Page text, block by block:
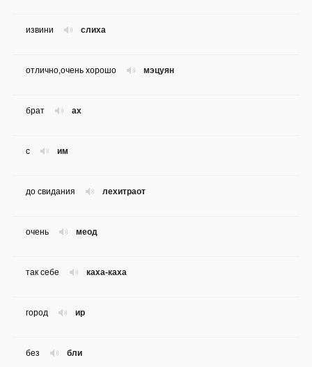
слиха
извини
мэцуян
отлично,очень хорошо
ах
брат
им
с
лехитраот
до свидания
меод
очень
каха-каха
так себе
ир
город
бли
без